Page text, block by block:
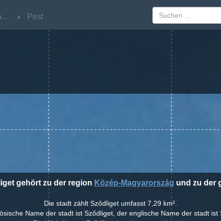
Közép-Magyarország Pest
gehört zu der region Közép-Magyarország und zu der
Die stadt zählt Sződliget umfasst 7,29 km².
Name der stadt ist Sződliget, der englische Name der stadt ist
Közép-Magyarország Pest